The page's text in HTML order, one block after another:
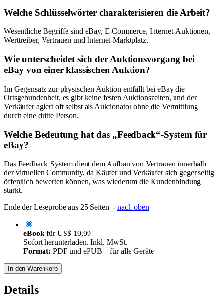
Welche Schlüsselwörter charakterisieren die Arbeit?
Wesentliche Begriffe sind eBay, E-Commerce, Internet-Auktionen,
Werttreiber, Vertrauen und Internet-Marktplatz.
Wie unterscheidet sich der Auktionsvorgang bei
eBay von einer klassischen Auktion?
Im Gegensatz zur physischen Auktion entfällt bei eBay die
Ortsgebundenheit, es gibt keine festen Auktionszeiten, und der
Verkäufer agiert oft selbst als Auktionator ohne die Vermittlung
durch eine dritte Person.
Welche Bedeutung hat das „Feedback“-System für
eBay?
Das Feedback-System dient dem Aufbau von Vertrauen innerhalb
der virtuellen Community, da Käufer und Verkäufer sich gegenseitig
öffentlich bewerten können, was wiederum die Kundenbindung
stärkt.
Ende der Leseprobe aus 25 Seiten - nach oben
eBook fürUS$ 19,99
Sofort herunterladen. Inkl. MwSt.
Format: PDF und ePUB – für alle Geräte
In den Warenkorb
Details